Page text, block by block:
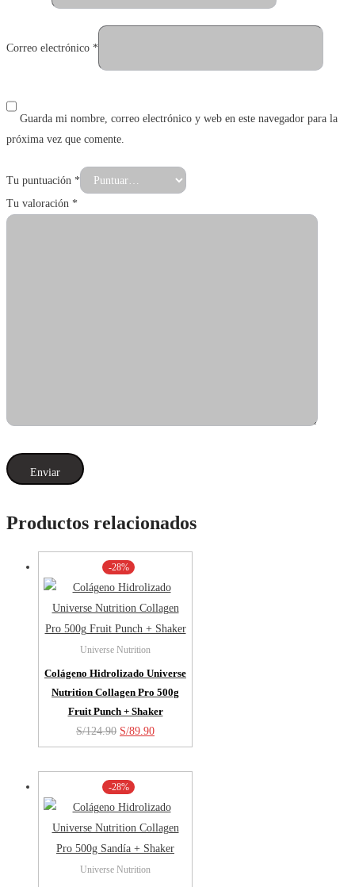
Correo electrónico *
Guarda mi nombre, correo electrónico y web en este navegador para la
próxima vez que comente.
Tu puntuación *
Tu valoración *
Productos relacionados
-28%
Universe Nutrition
Colágeno Hidrolizado Universe
Nutrition Collagen Pro 500g
Fruit Punch + Shaker
S/124.90 El
precio
original
era:
S/124.90.
S/89.90El
precio
actual
S/89.90.
-28%
Universe Nutrition